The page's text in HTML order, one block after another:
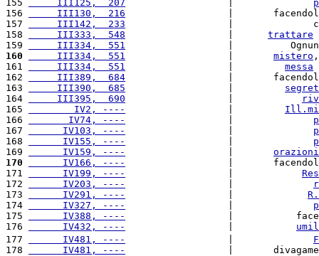
155
     III125,  207
156
     III130,  216
|
157
     III142,  233
|
158
     III333,  548
trattare
159
     III334,  551
|
160
     III334,  551
mistero
161
     III334,  551
messa
162
     III389,  684
|
163
     III390,  685
164
     III395,  690
165
        IV2, ----
Ill.mi
166
       IV74, ----
167
      IV103, ----
168
      IV155, ----
169
      IV159, ----
orazioni
170
      IV166, ----
|
171
      IV199, ----
172
      IV203, ----
173
      IV291, ----
R.
174
      IV327, ----
175
      IV388, ----
|
176
      IV432, ----
177
      IV481, ----
178
      IV481, ----
|